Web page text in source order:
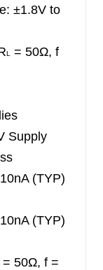
3×3-16L
±1.8V to
L
= 50Ω, f
Supply
(TYP)
(TYP)
= 50Ω, f =